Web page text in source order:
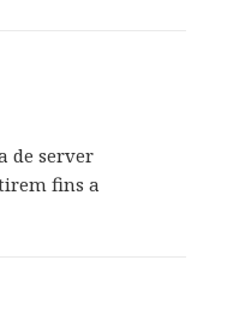
de server
fins a